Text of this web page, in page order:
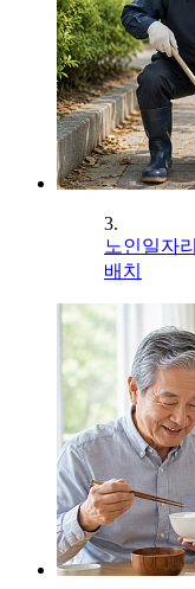
3.
노인일자
배치